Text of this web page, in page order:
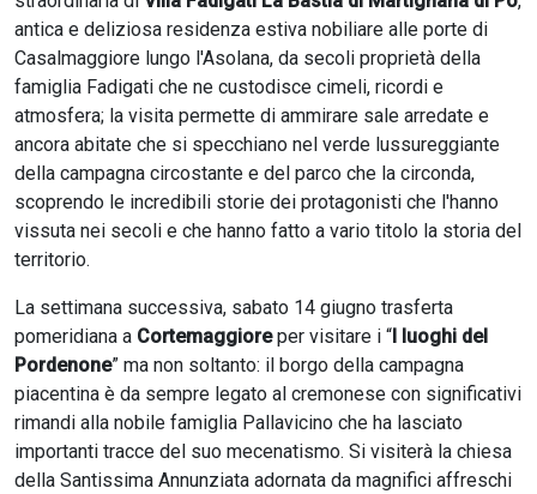
antica e deliziosa residenza estiva nobiliare alle porte di
Casalmaggiore lungo l'Asolana, da secoli proprietà della
famiglia Fadigati che ne custodisce cimeli, ricordi e
atmosfera; la visita permette di ammirare sale arredate e
ancora abitate che si specchiano nel verde lussureggiante
della campagna circostante e del parco che la circonda,
scoprendo le incredibili storie dei protagonisti che l'hanno
vissuta nei secoli e che hanno fatto a vario titolo la storia del
territorio.
La settimana successiva, sabato 14 giugno trasferta
pomeridiana a Cortemaggioreper visitare i “ I luoghi del
Pordenone” ma non soltanto: il borgo della campagna
piacentina è da sempre legato al cremonese con significativi
rimandi alla nobile famiglia Pallavicino che ha lasciato
importanti tracce del suo mecenatismo. Si visiterà la chiesa
della Santissima Annunziata adornata da magnifici affreschi